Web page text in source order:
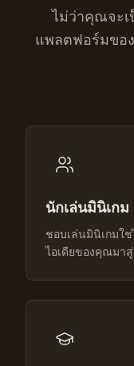
ไม่ว่าคุณจะ
แพลตฟอร์มของ
นักเล่นมินิเกม
ชอบเล่นมินิเกมใ
ไอเดียของคุณมา